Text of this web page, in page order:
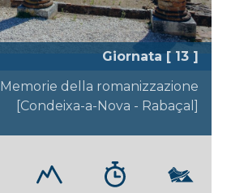
Giornata [ 13 ]
Memorie della romanizzazione
[Condeixa-a-Nova - Rabaçal]